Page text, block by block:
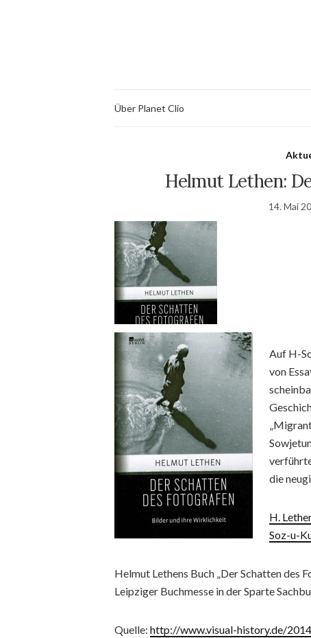
Über Planet Clio
Helmut Lethen:
14. Mai
Auf H-
von
die
H.
Soz-u-
Helmut Lethens Buch „Der Schatten des
Leipziger Buchmesse in der Sparte
Quelle: http://www.visual-history.de/